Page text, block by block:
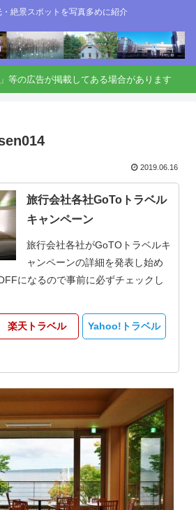
絶景スポットを写真多めに紹介
等の広告が掲載してある場合があります
2019.06.16
旅行会社各社GoToトラベル
キャンペーン
旅行会社各社がGoTOトラベルキ
ャンペーンの詳細を発表し始め
になるので事前に必ずチェックし
楽天トラベル Yahoo!トラベル